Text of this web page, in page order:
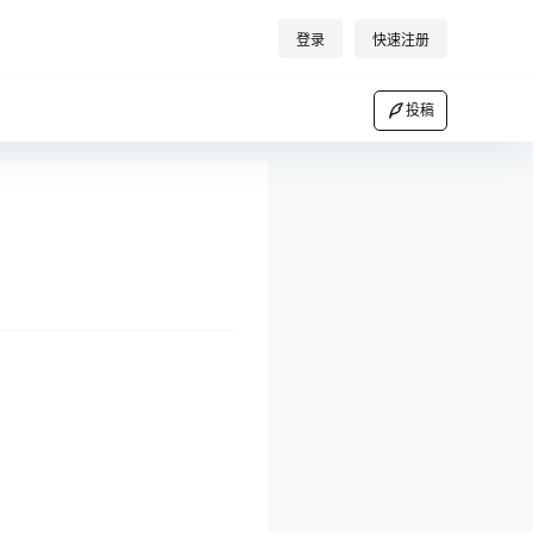
登录 快速注册
投稿